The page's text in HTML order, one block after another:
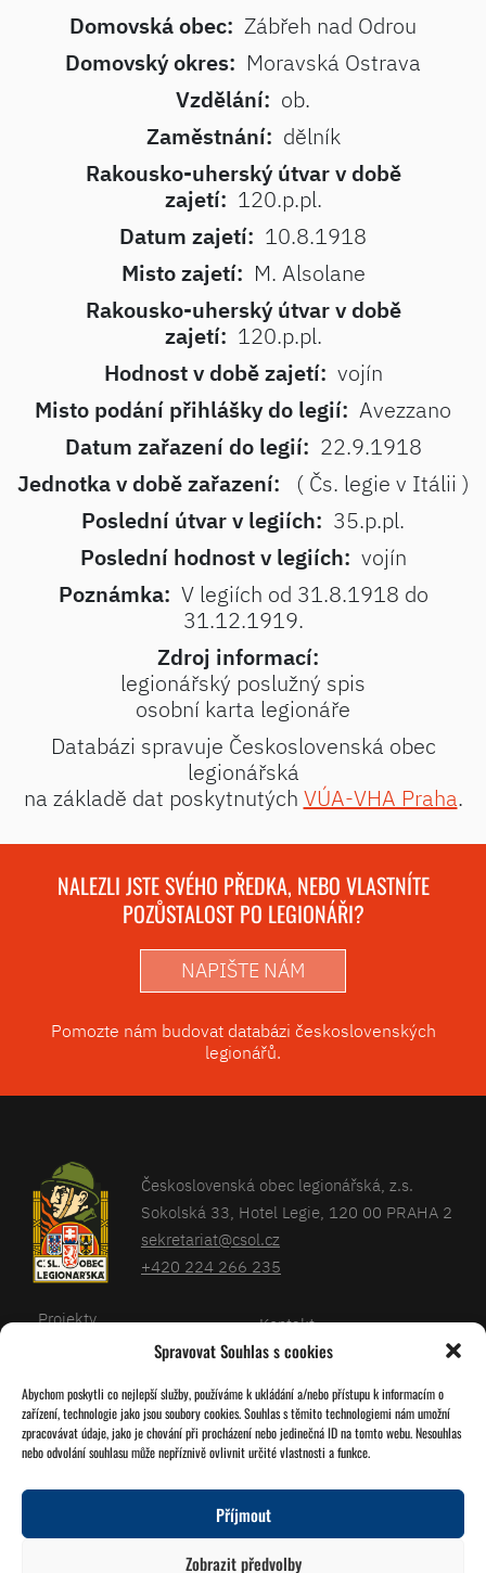
Spravovat Souhlas s cookies
Abychom poskytli co nejlepší služby, používáme k ukládání a/nebo přístupu k informacím o
zařízení, technologie jako jsou soubory cookies. Souhlas s těmito technologiemi nám umožní
zpracovávat údaje, jako je chování při procházení nebo jedinečná ID na tomto webu. Nesouhlas
nebo odvolání souhlasu může nepříznivě ovlivnit určité vlastnosti a funkce.
Příjmout
Zobrazit předvolby
Domovská obec: Zábřeh nad Odrou
Domovský okres: Moravská Ostrava
Vzdělání: ob.
Zaměstnání: dělník
Rakousko-uherský útvar v době
zajetí: 120.p.pl.
Datum zajetí: 10.8.1918
Misto zajetí: M. Alsolane
Rakousko-uherský útvar v době
zajetí: 120.p.pl.
Hodnost v době zajetí: vojín
Misto podání přihlášky do legií: Avezzano
Datum zařazení do legií: 22.9.1918
Jednotka v době zařazení:
( Čs. legie v Itálii )
Poslední útvar v legiích: 35.p.pl.
Poslední hodnost v legiích: vojín
Poznámka: V legiích od 31.8.1918 do
31.12.1919.
Zdroj informací:
legionářský poslužný spis
osobní karta legionáře
Databázi spravuje Československá obec
legionářská
na základě dat poskytnutých VÚA-VHA Praha.
NALEZLI JSTE SVÉHO PŘEDKA, NEBO VLASTNÍTE
POZŮSTALOST PO LEGIONÁŘI?
NAPIŠTE NÁM
Pomozte nám budovat databázi československých
legionářů.
Československá obec legionářská, z.s.
Sokolská 33, Hotel Legie, 120 00 PRAHA 2
sekretariat@csol.cz
+420 224 266 235
Sledujte nás!
Projekty
Kalendář
O nás
Kontakt
Databáze legionářů
Pro členy
Zásady cookies